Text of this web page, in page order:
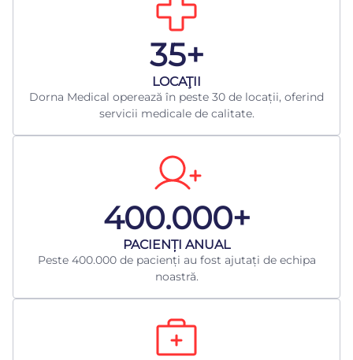
35+
LOCAŢII
Dorna Medical operează în peste 30 de locații, oferind
servicii medicale de calitate.
400.000+
​PACIENȚI ANUAL
Peste 400.000 de pacienți au fost ajutați de echipa
noastră.